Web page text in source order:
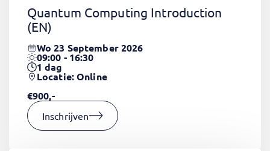
Quantum Computing Introduction
(EN)
Wo 23 September 2026
09:00 - 16:30
1dag
Locatie: Online
€900,-
Inschrijven